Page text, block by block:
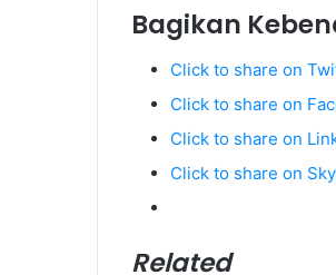
Bagikan
Click to share on
Click to share on
Click to share on
Click to share on
Related